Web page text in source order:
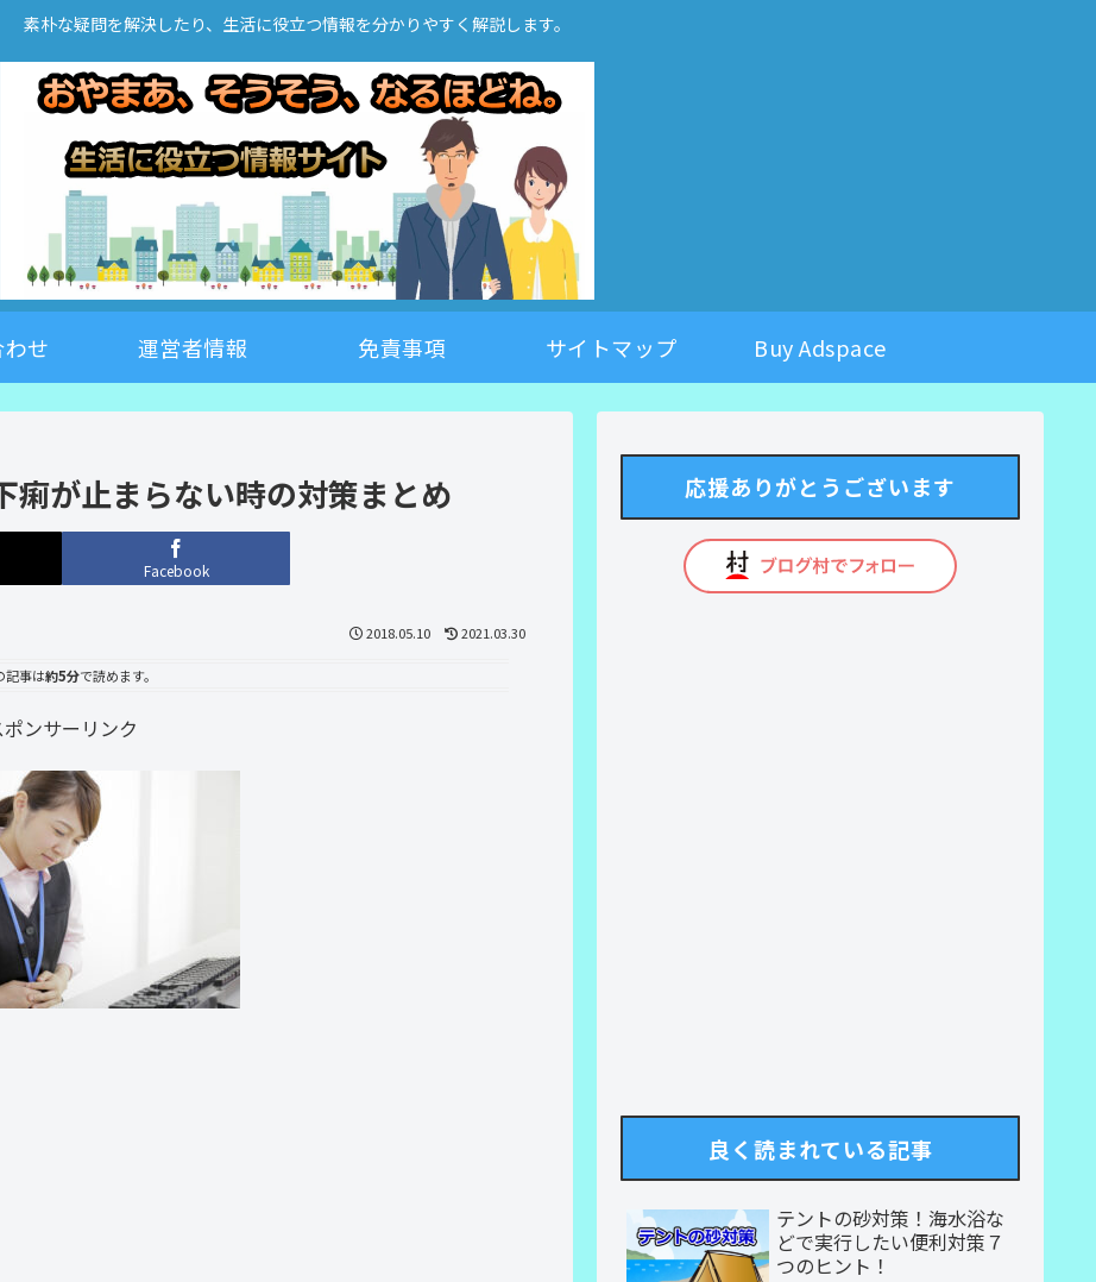
素朴な疑問を解決したり、生活に役立つ情報を分かりやすく解説します。
せ 運営者情報 免責事項 サイトマップ Buy Adspace
痢が止まらない時の対策まとめ
Facebook
2018.05.10 2021.03.30
記事は約5分で読めます。
ポンサーリンク
応援ありがとうございます
良く読まれている記事
テントの砂対策！海水浴な
どで実行したい便利対策７
つのヒント！